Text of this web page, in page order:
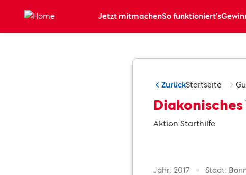
Zum Hauptinhalt springen
Jetzt mitmachenSo funktioniert's
ZurückStartseite
Aktion Starthilfe
Jahr: 2017 Stadt: